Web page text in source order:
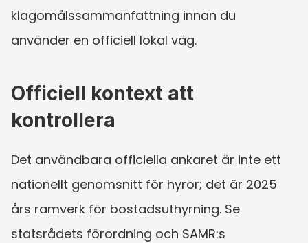
klagomålssammanfattning innan du
använder en officiell lokal väg.
Officiell kontext att
kontrollera
Det användbara officiella ankaret är inte ett
nationellt genomsnitt för hyror; det är 2025
års ramverk för bostadsuthyrning. Se
statsrådets förordning och SAMR:s